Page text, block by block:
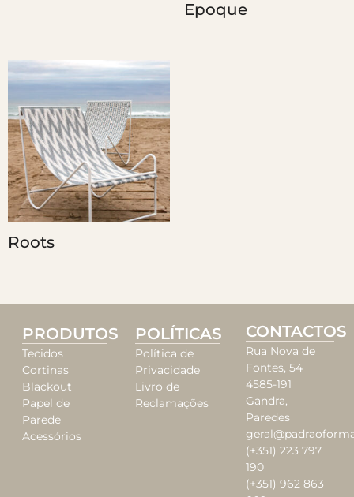
Epoque
Roots
PRODUTOS
Tecidos
Cortinas
Blackout
Papel de
Parede
Acessórios
POLÍTICAS
Política de
Privacidade
Livro de
Reclamações
CONTACTOS
Rua Nova de
Fontes, 54
4585-191
Gandra,
Paredes
(+351) 223 797
190
(+351) 962 863